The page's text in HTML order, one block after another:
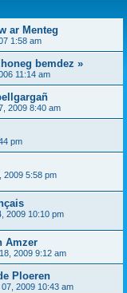
ar Menteg
1:58 am
bemdez »
11:14 am
2009 8:40 am
pm
2009 5:58 pm
2009 10:10 pm
Amzer
2009 9:12 am
Ploeren
2009 10:43 am